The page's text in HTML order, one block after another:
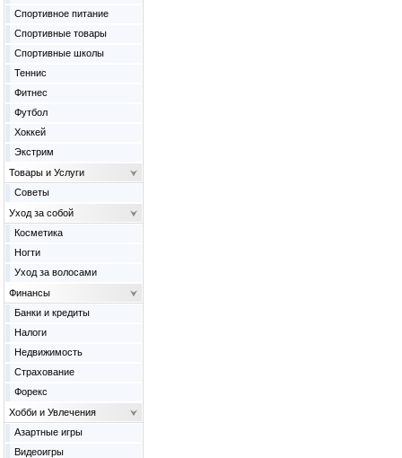
Спортивное питание
Спортивные товары
Спортивные школы
Теннис
Фитнес
Футбол
Хоккей
Экстрим
Товары и Услуги
Советы
Уход за собой
Косметика
Ногти
Уход за волосами
Финансы
Банки и кредиты
Налоги
Недвижимость
Страхование
Форекс
Хобби и Увлечения
Азартные игры
Видеоигры